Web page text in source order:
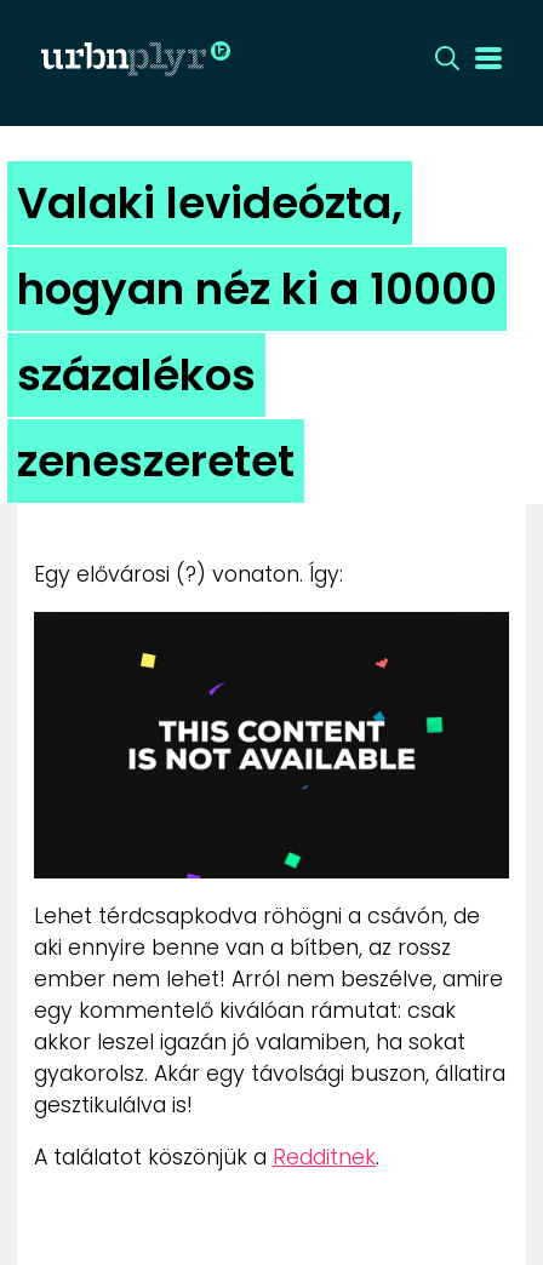
CÍMLAP
DIZÁJN
DIVAT
HIP
KULT
UTCA
ZENE
ADATKEZELÉSI TÁJÉKOZTATÓ
Valaki levideózta,
hogyan néz ki a 10000
százalékos
zeneszeretet
Egy elővárosi (?) vonaton. Így:
Lehet térdcsapkodva röhögni a csávón, de
aki ennyire benne van a bítben, az rossz
ember nem lehet! Arról nem beszélve, amire
egy kommentelő kiválóan rámutat: csak
akkor leszel igazán jó valamiben, ha sokat
gyakorolsz. Akár egy távolsági buszon, állatira
gesztikulálva is!
A találatot köszönjük a Redditnek.